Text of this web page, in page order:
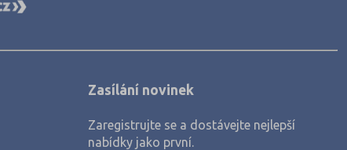
Zasílání novinek
Zaregistrujte se a dostávejte nejlepší
nabídky jako první.